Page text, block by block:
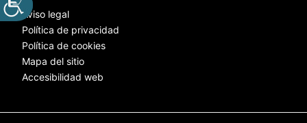
Aviso legal
Política de privacidad
Política de cookies
Mapa del sitio
Accesibilidad web